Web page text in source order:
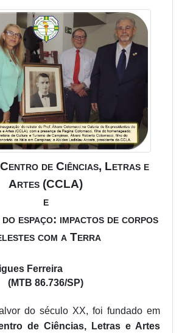
de Ciências, Letras e
Artes (CCLA)
e
espaço: impactos de corpos
com a Terra
Ferreira
(MTB 86.736/SP)
do século XX, foi fundado em
de Ciências, Letras e Artes